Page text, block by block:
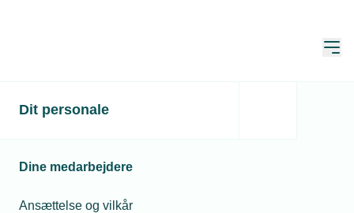
Dit personale
Dine medarbejdere
Ansættelse og vilkår
Varmepumpepuljen er